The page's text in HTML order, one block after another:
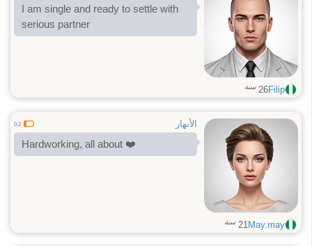
I am single and ready to settle with
serious partner
Filip
26 سنة
الأنهار 0.2
Hardworking, all about ❤️
May.may
21 سنة